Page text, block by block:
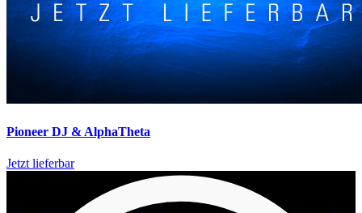
Pioneer DJ & AlphaTheta
Jetzt lieferbar